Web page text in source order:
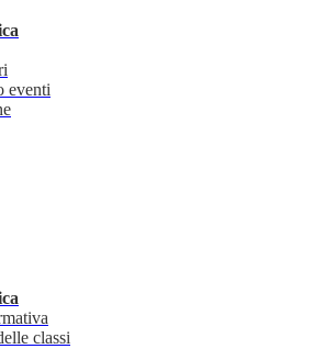
eventi
classi